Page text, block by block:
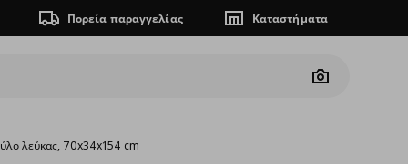
Πορεία παραγγελίας Καταστήματα
Camera
λεύκας, 70x34x154 cm